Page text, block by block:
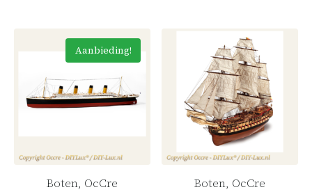
Aanbieding!
Boten, OcCre
Boten, OcCre